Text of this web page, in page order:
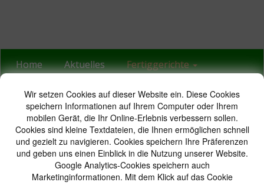
Home Aktuelles Fertiggerichte
Für den Backofen Häppchen Wurstwaren
Wir
Wir setzen Cookies auf dieser Website ein. Diese Cookies
speichern Informationen auf Ihrem Computer oder Ihrem
mobilen Gerät, die Ihr Online-Erlebnis verbessern sollen.
Cookies sind kleine Textdateien, die Ihnen ermöglichen schnell
und gezielt zu navigieren. Cookies speichern Ihre Präferenzen
und geben uns einen Einblick in die Nutzung unserer Website.
Google Analytics-Cookies speichern auch
Marketinginformationen. Mit dem Klick auf das Cookie